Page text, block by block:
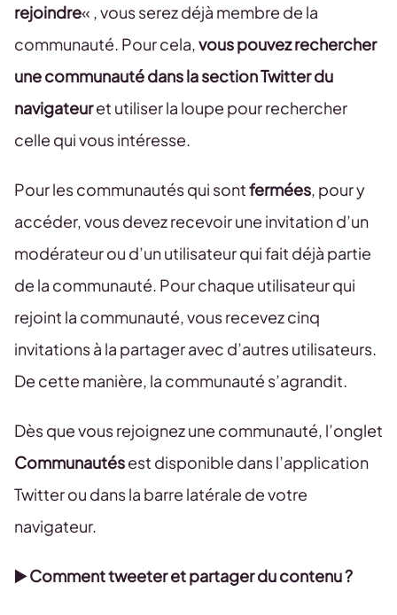
rejoindre« , vous serez déjà membre de la
communauté. Pour cela,vous pouvez rechercher
une communauté dans la section Twitter du
navigateuret utiliser la loupe pour rechercher
celle qui vous intéresse.
Pour les communautés qui sontfermées, pour y
accéder, vous devez recevoir une invitation d’un
modérateur ou d’un utilisateur qui fait déjà partie
de la communauté. Pour chaque utilisateur qui
rejoint la communauté, vous recevez cinq
invitations à la partager avec d’autres utilisateurs.
De cette manière, la communauté s’agrandit.
Dès que vous rejoignez une communauté, l’onglet
Communautésest disponible dans l’application
Twitter ou dans la barre latérale de votre
navigateur.
▶️ Comment tweeter et partager du contenu ?